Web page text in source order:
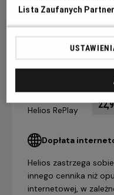
do
Helios RePlay
Dopłata
Helios zastrzega
innego cennika niż
internetowej, w
Lista Zaufanych